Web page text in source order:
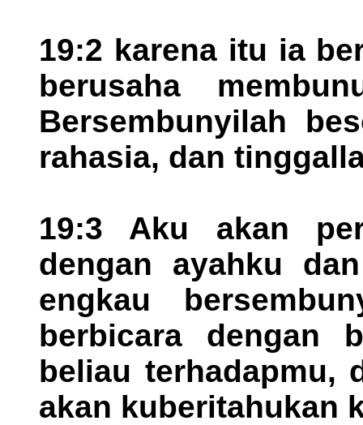
19:2 karena itu ia
berusaha
Bersembunyilah
rahasia, dan
19:3 Aku akan
dengan ayahku
engkau
berbicara dengan
beliau terhadapmu,
akan kuberitahukan